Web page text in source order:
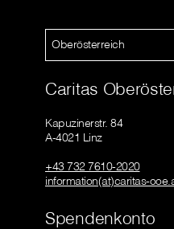
Oberösterreich
Caritas
Kapuzinerstr. 84
A-4021 Linz
+43 732 7610-2020
information(at)caritas-
Spendenkonto